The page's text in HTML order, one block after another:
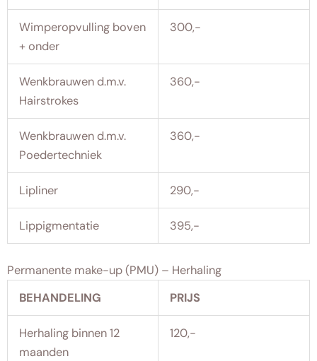
Wimperopvulling boven
+ onder
300,-
Wenkbrauwen d.m.v.
Hairstrokes
360,-
Wenkbrauwen d.m.v.
Poedertechniek
360,-
Lipliner 290,-
Lippigmentatie 395,-
Permanente make-up (PMU) – Herhaling
BEHANDELING
PRIJS
Herhaling binnen 12
maanden
120,-